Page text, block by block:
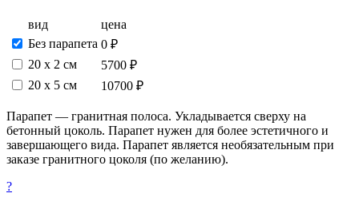
вид
цена
Без парапета 0 ₽
20 х 2 см
5700 ₽
20 x 5 см
10700 ₽
Парапет — гранитная полоса. Укладывается сверху на
бетонный цоколь. Парапет нужен для более эстетичного и
завершающего вида. Парапет является необязательным при
заказе гранитного цоколя (по желанию).
?